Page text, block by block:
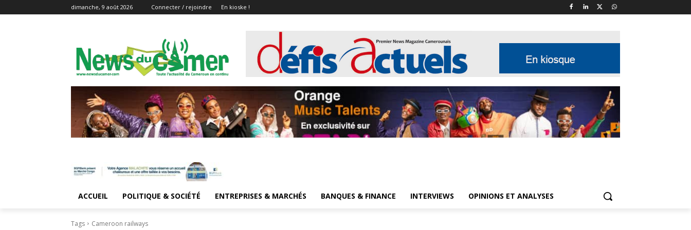
dimanche, 9 août 2026 Connecter / rejoindre En kioske !
ACCUEIL POLITIQUE & SOCIÉTÉ ENTREPRISES & MARCHÉS BANQUES & FINANCE INTERVIEWS OPINIONS ET ANALYSES
Tags Cameroon railways